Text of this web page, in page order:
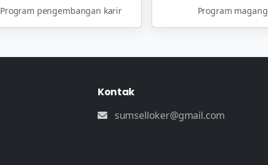
Program pengembangan karir Program magang
Kontak
sumselloker@gmail.com